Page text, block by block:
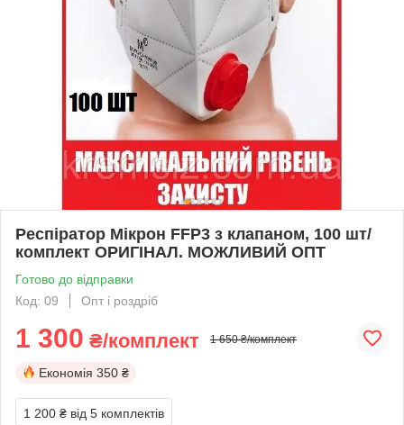
Респіратор Мікрон FFP3 з клапаном, 100 шт/
комплект ОРИГІНАЛ. МОЖЛИВИЙ ОПТ
Готово до відправки
Код: 09
Опт і роздріб
1 300 ₴/комплект 1 650 ₴/комплект
Економія 350 ₴
1 200 ₴ від 5 комплектів